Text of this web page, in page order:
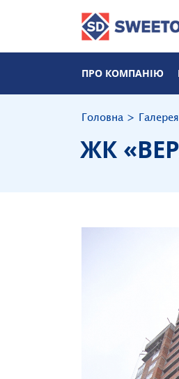
ПРО КОМПАНІЮ
Головна >
ЖК